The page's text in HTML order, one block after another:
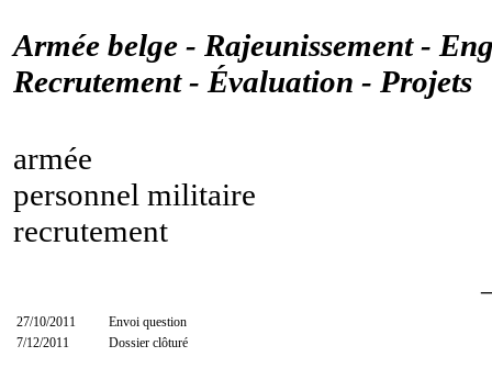
Armée belge - Rajeunissement -
Recrutement - Évaluation - Projets
armée
personnel militaire
recrutement
27/10/2011
Envoi question
7/12/2011
Dossier clôturé